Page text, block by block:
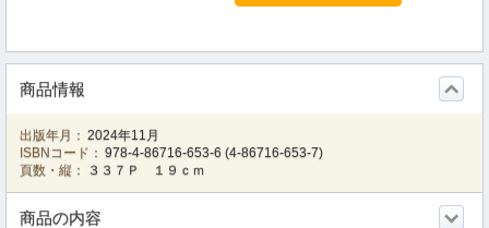
商品情報
出版年月： 2024年11月
ISBNコード： 978-4-86716-653-6 (4-86716-653-7)
頁数・縦：
３３７Ｐ １９ｃｍ
商品の内容